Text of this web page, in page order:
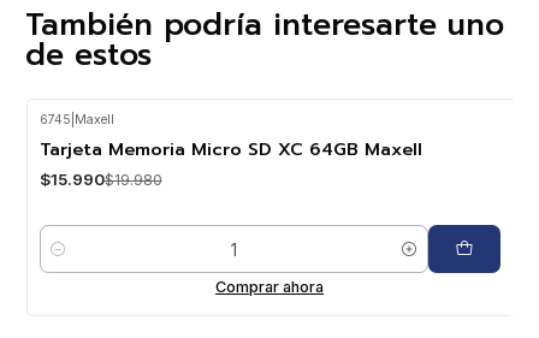
También podría interesarte uno
de estos
6745 Maxell
Tarjeta Memoria Micro SD XC 64GB Maxell
$15.990$19.980
Cantidad
Comprar ahora